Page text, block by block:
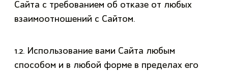
Сайта с требованием об отказе от любых
взаимоотношений с Сайтом.
1.2. Использование вами Сайта любым
способом и в любой форме в пределах его